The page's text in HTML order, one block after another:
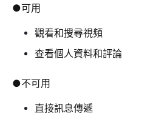
●可用
觀看和搜尋視頻
查看個人資料和評論
●不可用
直接訊息傳遞